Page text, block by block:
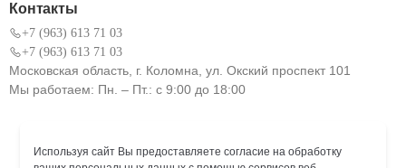
Контакты
+7 (963) 613 71 03
+7 (963) 613 71 03
Московская область, г. Коломна, ул. Окский проспект 101
Мы работаем: Пн. – Пт.: с 9:00 до 18:00
Используя сайт Вы предоставляете согласие на обработку